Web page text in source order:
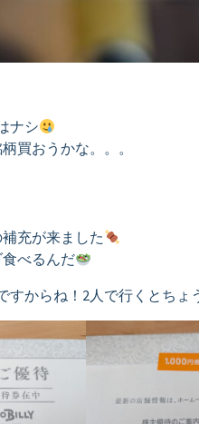
ナシ
買おうかな。。。
充が来ました
べるんだ
すからね！2人で行くとちょ